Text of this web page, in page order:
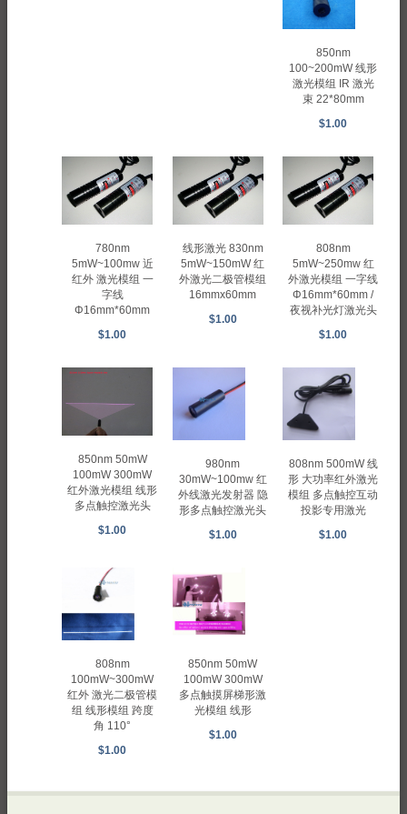
850nm
100~200mW 线形
激光模组 IR 激光
束 22*80mm
$1.00
780nm
5mW~100mw 近
红外 激光模组 一
字线
Φ16mm*60mm
$1.00
线形激光 830nm
5mW~150mW 红
外激光二极管模组
16mmx60mm
$1.00
808nm
5mW~250mw 红
外激光模组 一字线
Φ16mm*60mm /
夜视补光灯激光头
$1.00
850nm 50mW
100mW 300mW
红外激光模组 线形
多点触控激光头
$1.00
980nm
30mW~100mw 红
外线激光发射器 隐
形多点触控激光头
$1.00
808nm 500mW 线
形 大功率红外激光
模组 多点触控互动
投影专用激光
$1.00
808nm
100mW~300mW
红外 激光二极管模
组 线形模组 跨度
角 110°
$1.00
850nm 50mW
100mW 300mW
多点触摸屏梯形激
光模组 线形
$1.00